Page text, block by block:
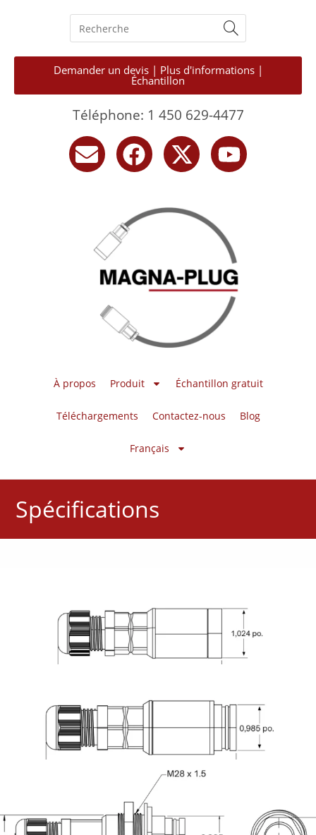
Demander un devis | Plus d'informations |
Échantillon
Téléphone: 1 450 629-4477
À propos Produit Échantillon gratuit
Téléchargements Contactez-nous Blog
Français
Spécifications